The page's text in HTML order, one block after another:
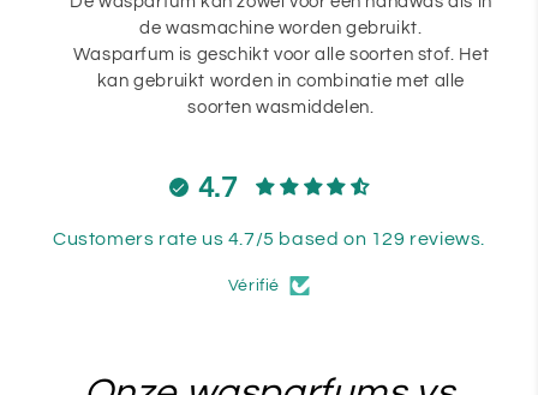
de wasmachine worden gebruikt.
Wasparfum is geschikt voor alle soorten stof. Het
kan gebruikt worden in combinatie met alle
soorten wasmiddelen.
4.7
Customers rate us 4.7/5 based on 129 reviews.
Vérifié